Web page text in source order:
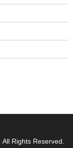
Rights Reserved.